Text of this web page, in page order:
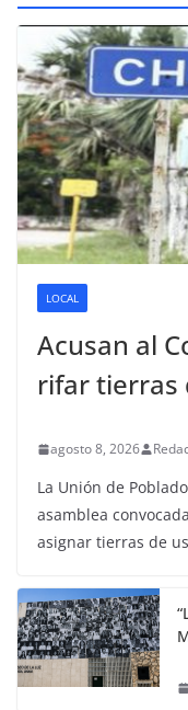
LOCAL
Acusan al
rifar tierras
agosto 8, 2026
La Unión de
asamblea
asignar tierras de